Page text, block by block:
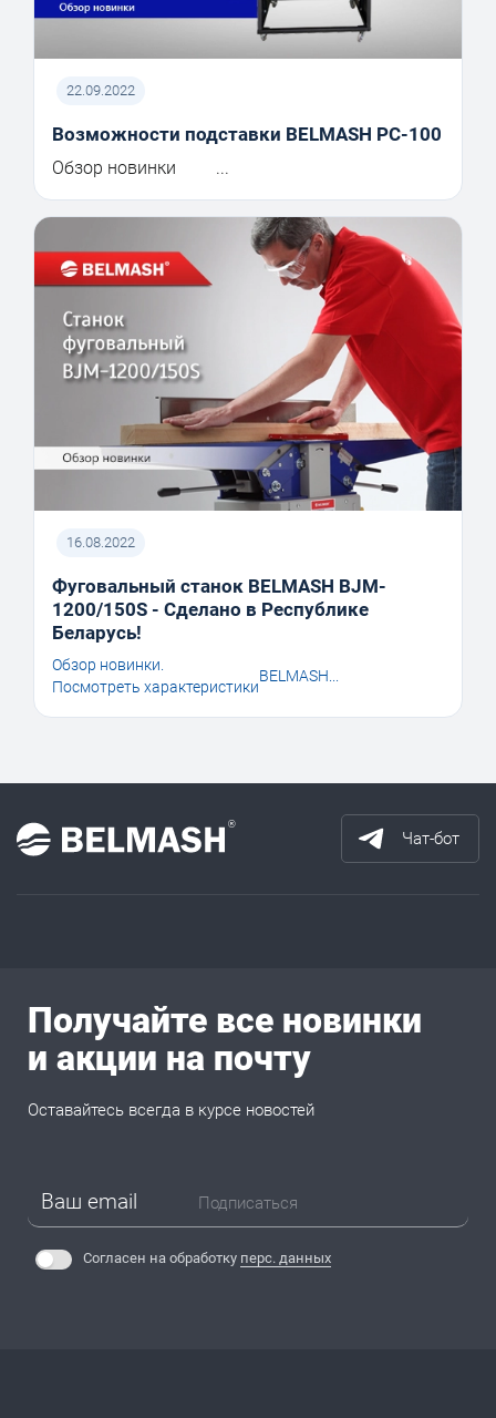
22.09.2022
Возможности подставки BELMASH PC-100
Обзор новинки ...
16.08.2022
Фуговальный станок BELMASH BJM-
1200/150S - Сделано в Республике
Беларусь!
Обзор новинки.
Посмотреть характеристики
BELMASH...
Чат-бот
Получайте все новинки
и акции на почту
Оставайтесь всегда в курсе новостей
Подписаться
Согласен на обработку перс. данных